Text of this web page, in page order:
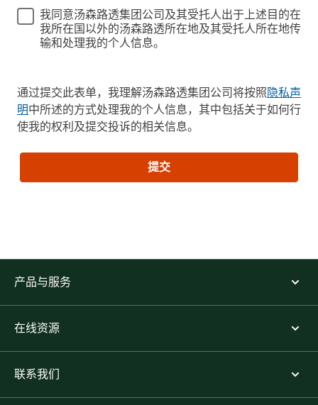
我同意汤森路透集团公司及其受托人出于上述目的在
我所在国以外的汤森路透所在地及其受托人所在地传
输和处理我的个人信息。
通过提交此表单，我理解汤森路透集团公司将按照 隐私声
明中所述的方式处理我的个人信息，其中包括关于如何行
使我的权利及提交投诉的相关信息。
提交
产品与服务
在线资源
联系我们